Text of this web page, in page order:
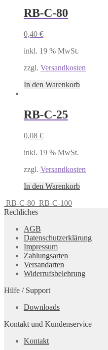
RB-C-80
0,40 €
inkl. 19 % MwSt.
zzgl. Versandkosten
In den Warenkorb
RB-C-25
0,08 €
inkl. 19 % MwSt.
zzgl. Versandkosten
In den Warenkorb
RB-C-80 RB-C-100
Rechliches
AGB
Datenschutzerklärung
Impressum
Zahlungsarten
Versandarten
Widerrufsbelehrung
Hilfe / Support
Downloads
Kontakt und Kundenservice
Kontakt